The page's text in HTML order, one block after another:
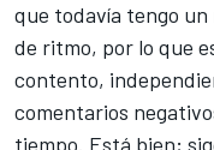
que todavía tengo
de ritmo, por lo que
contento,
comentarios
tiempo. Está bien;